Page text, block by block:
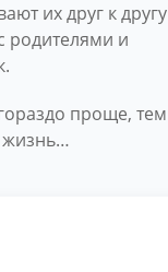
их друг к другу
родителями и
проще, тем
жизнь…